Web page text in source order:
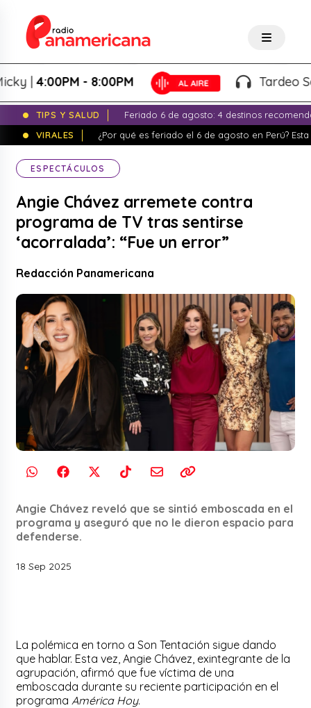
|4:00PM - 8:00PM Tardeo
TIPS Y SALUD
Feriado 6 de agosto: 4 destinos
VIRALES
¿Por qué es feriado el 6 de agosto en Perú?
ESPECTÁCULOS
Angie Chávez arremete contra
programa de TV tras sentirse
‘acorralada’: “Fue un error”
Redacción Panamericana
Angie Chávez reveló que se sintió emboscada en el
programa y aseguró que no le dieron espacio para
defenderse.
18 Sep 2025
La polémica en torno a Son Tentación sigue dando
que hablar. Esta vez, Angie Chávez, exintegrante de la
agrupación, afirmó que fue víctima de una
emboscada durante su reciente participación en el
programa América Hoy.